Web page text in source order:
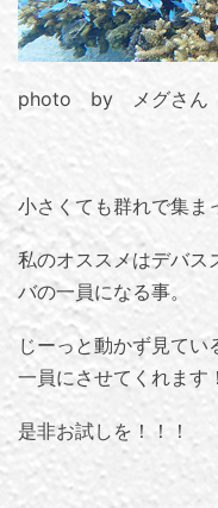
photo by メグさん
小さくても群れで集ま
私のオススメはデバス
バの一員になる事。
じーっと動かず見て
一員にさせてくれます！
是非お試しを！！！